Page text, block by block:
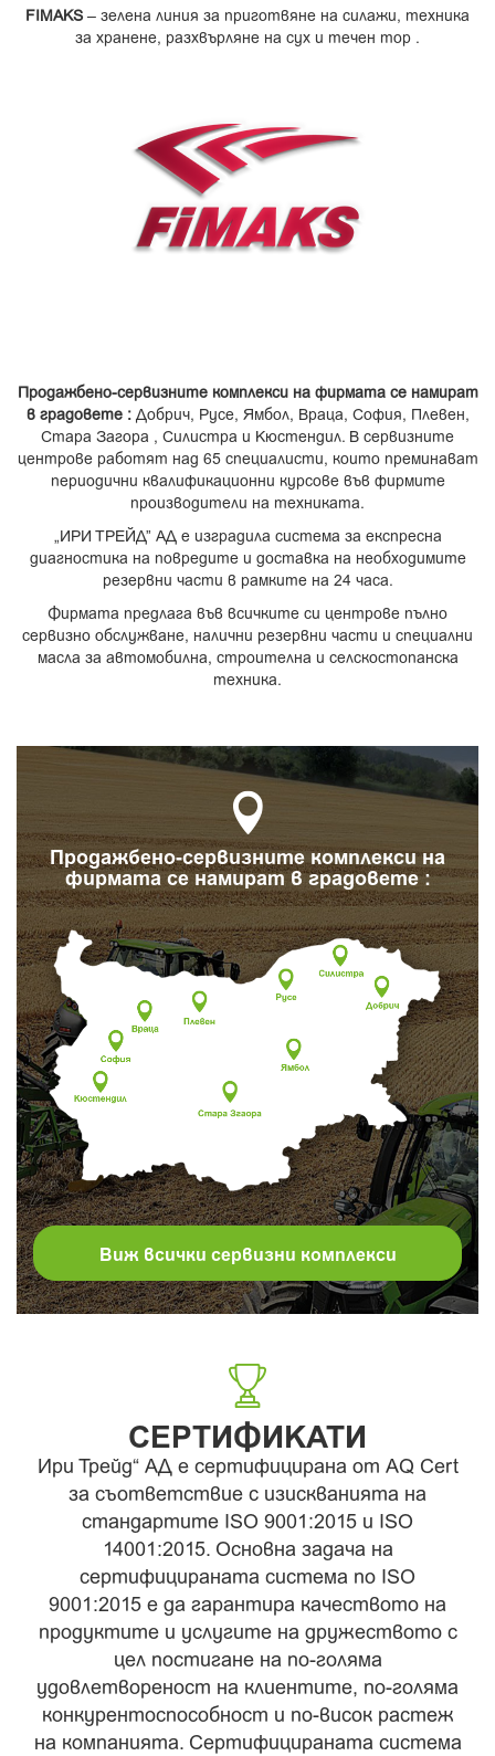
FIMAKS – зелена линия за приготвяне на силажи, техника
за хранене, разхвърляне на сух и течен тор .
Продажбено-сервизните комплекси на фирмата се намират
в градовете :Добрич, Русе, Ямбол, Враца, София, Плевен,
Стара Загора , Силистра и Кюстендил. В сервизните
центрове работят над 65 специалисти, които преминават
периодични квалификационни курсове във фирмите
производители на техниката.
„ИРИ ТРЕЙД” АД е изградила система за експресна
диагностика на повредите и доставка на необходимите
резервни части в рамките на 24 часа.
Фирмата предлага във всичките си центрове пълно
сервизно обслужване, налични резервни части и специални
масла за автомобилна, строителна и селскостопанска
техника.
Продажбено-сервизните комплекси на
фирмата се намират в градовете :
Виж всички сервизни комплекси
СЕРТИФИКАТИ
Ири Трейд“ АД е сертифицирана от AQ Cert
за съответствие с изискванията на
стандартите ISO 9001:2015 и ISO
14001:2015. Основна задача на
сертифицираната система по ISO
9001:2015 е да гарантира качеството на
продуктите и услугите на дружеството с
цел постигане на по-голяма
удовлетвореност на клиентите, по-голяма
конкурентоспособност и по-висок растеж
на компанията. Сертифицираната система